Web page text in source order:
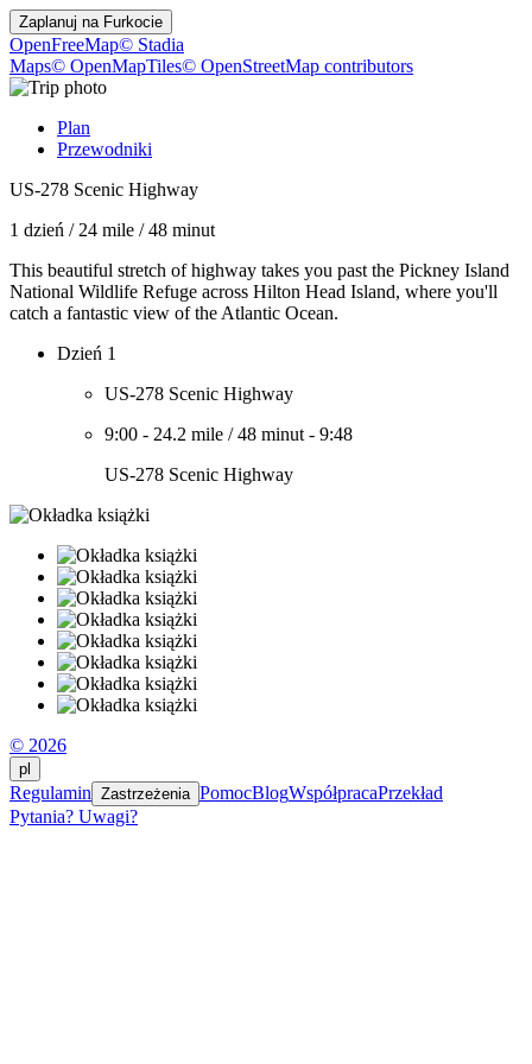
Zaplanuj na Furkocie
OpenFreeMap© Stadia
Maps© OpenMapTiles© OpenStreetMap contributors
Plan
Przewodniki
US-278 Scenic Highway
1 dzień / 24 mile /48 minut
This beautiful stretch of highway takes you past the Pickney Island
National Wildlife Refuge across Hilton Head Island, where you'll
catch a fantastic view of the Atlantic Ocean.
Dzień 1
US-278 Scenic Highway
9:00 - 24.2 mile /48 minut - 9:48
US-278 Scenic Highway
© 2026
pl
Regulamin Zastrzeżenia PomocBlogWspółpracaPrzekład
Pytania? Uwagi?